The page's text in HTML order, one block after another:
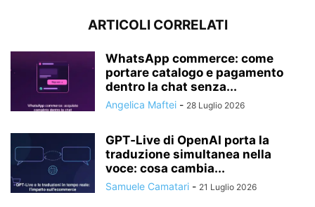
ARTICOLI CORRELATI
WhatsApp commerce: come
portare catalogo e pagamento
dentro la chat senza...
Angelica Maftei - 28 Luglio 2026
GPT‑Live di OpenAI porta la
traduzione simultanea nella
voce: cosa cambia...
Samuele Camatari - 21 Luglio 2026